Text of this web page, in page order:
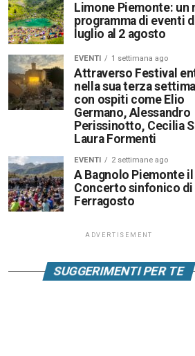
Limone Piemonte: un
programma di eventi
luglio al 2 agosto
EVENTI 1 settimana ago
Attraverso Festival
nella sua terza
con ospiti come Elio
Germano, Alessandro
Perissinotto, Cecilia
Laura Formenti
EVENTI 2 settimane ago
A Bagnolo Piemonte il
Concerto sinfonico di
Ferragosto
ADVERTISEMENT
SUGGERIMENTI PER TE